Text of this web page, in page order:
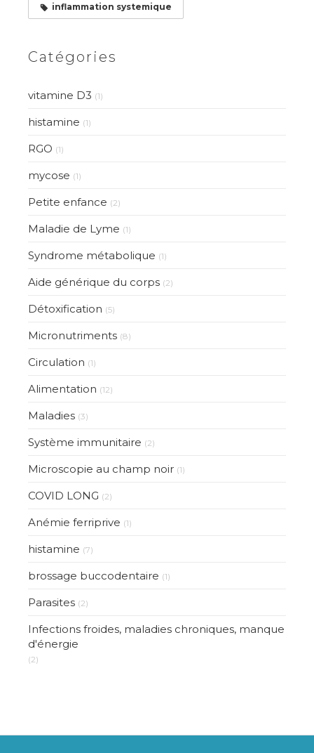
inflammation systemique
Catégories
vitamine D3 (1)
histamine (1)
RGO (1)
mycose (1)
Petite enfance (2)
Maladie de Lyme (1)
Syndrome métabolique (1)
Aide générique du corps (2)
Détoxification (5)
Micronutriments (8)
Circulation (1)
Alimentation (12)
Maladies (3)
Système immunitaire (2)
Microscopie au champ noir (1)
COVID LONG (2)
Anémie ferriprive (1)
histamine (7)
brossage buccodentaire (1)
Parasites (2)
Infections froides, maladies chroniques, manque
d'énergie
(2)